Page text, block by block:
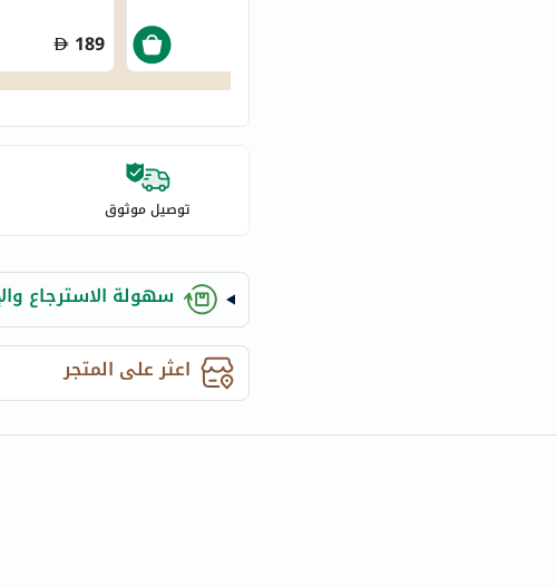
activise
acuvue
webber-
aveeno
freestylelibre
cetaphil
CHalpha
cerave
189
توصيل موثوق
سهولة الاسترجاع
اعثر على المتجر